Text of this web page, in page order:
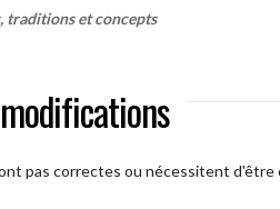
traditions et concepts
pas correctes ou nécessitent